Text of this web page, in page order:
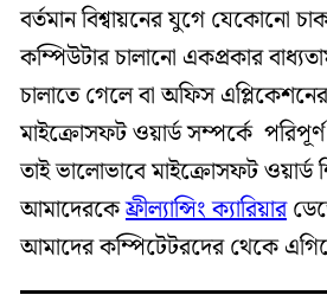
বর্তমান বিশ্বায়নের যুগে যেকোনো
কম্পিউটার চালানো একপ্রকার
চালাতে গেলে বা অফিস
মাইক্রোসফট ওয়ার্ড সম্পর্কে
তাই ভালোভাবে মাইক্রোসফট ওয়ার্ড
আমাদেরকেফ্রীল্যান্সিং ক্যারিয়ার
আমাদের কম্পিটেটরদের থেকে